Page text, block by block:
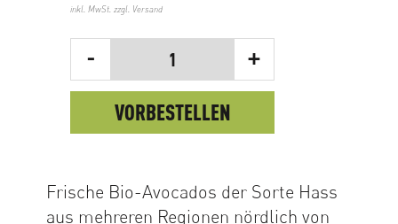
inkl. MwSt. zzgl. Versand
- 1 +
VORBESTELLEN
Frische Bio-Avocados der Sorte Hass
aus mehreren Regionen nördlich von